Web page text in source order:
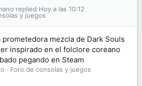
y juegos
Hoy a las 10:12
prometedora mezcla de Dark Souls
inspirado en el folclore coreano
pegando en Steam
Foro de consolas y juegos